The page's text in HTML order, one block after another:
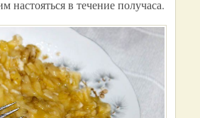
настояться в течение получаса.